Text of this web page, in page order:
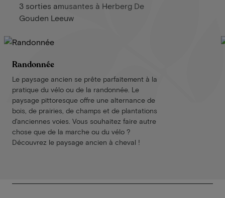
3 sorties amusantes à Herberg De
Gouden Leeuw
Randonnée
Le paysage ancien se prête parfaitement à la
pratique du vélo ou de la randonnée. Le
paysage pittoresque offre une alternance de
bois, de prairies, de champs et de plantations
d'anciennes voies. Vous souhaitez faire autre
chose que de la marche ou du vélo ?
Découvrez le paysage ancien à cheval !